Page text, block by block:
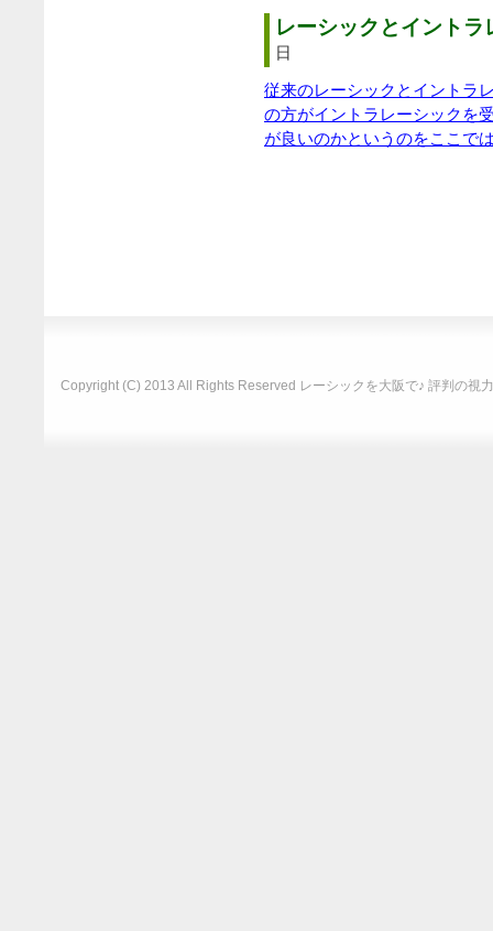
レーシックとイント
日
従来のレーシックとイントラ
の方がイントラレーシックを
が良いのかというのをここで
Copyright (C) 2013 All Rights Reserved レーシックを大阪で♪ 評判の視